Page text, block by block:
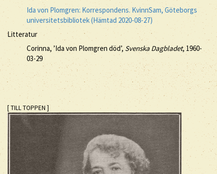
Ida von Plomgren: Korrespondens. KvinnSam, Göteborgs
universitetsbibliotek (Hämtad 2020-08-27)
Litteratur
Corinna, ’Ida von Plomgren död’, Svenska Dagbladet, 1960-
03-29
[ TILL TOPPEN ]